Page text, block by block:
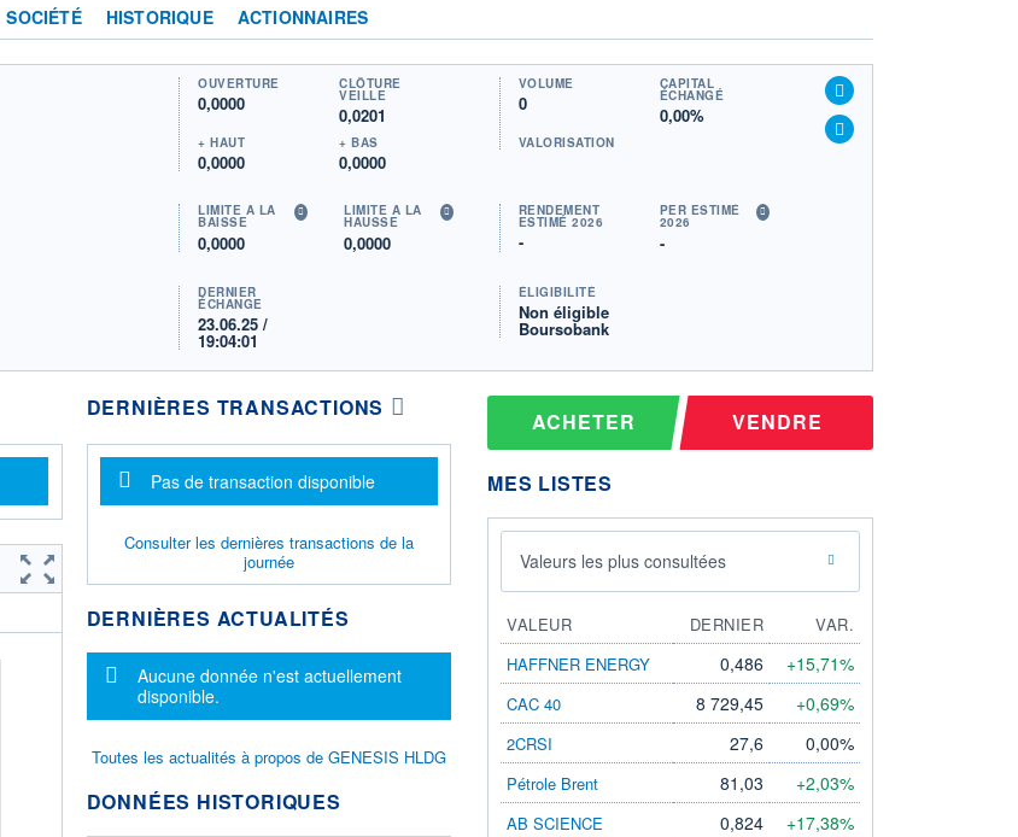
SOCIÉTÉ HISTORIQUE ACTIONNAIRES
OUVERTURE
0,0000
CLÔTURE
VEILLE
0,0201
+ HAUT
0,0000
+ BAS
0,0000
VOLUME
0
CAPITAL
ÉCHANGÉ
0,00%
VALORISATION
LIMITE À LA
BAISSE
0,0000
LIMITE À LA
HAUSSE
0,0000
RENDEMENT
ESTIMÉ 2026
-
PER ESTIMÉ
2026
-
DERNIER
ÉCHANGE
23.06.25 /
19:04:01
ÉLIGIBILITÉ
Non éligible
Boursobank
DERNIÈRES TRANSACTIONS
Message d'information
Pas de transaction disponible
Consulter les dernières transactions de la
journée
DERNIÈRES ACTUALITÉS
Message d'information
Aucune donnée n'est actuellement
disponible.
Toutes les actualités à propos de GENESIS HLDG
DONNÉES HISTORIQUES
ACHETER VENDRE
MES LISTES
Valeurs les plus consultées
VALEUR DERNIER
VAR.
HAFFNER ENERGY
0,486 +15,71%
CAC 40 8 729,45 +0,69%
2CRSI 27,6 0,00%
Pétrole Brent 81,03 +2,03%
AB SCIENCE 0,824 +17,38%